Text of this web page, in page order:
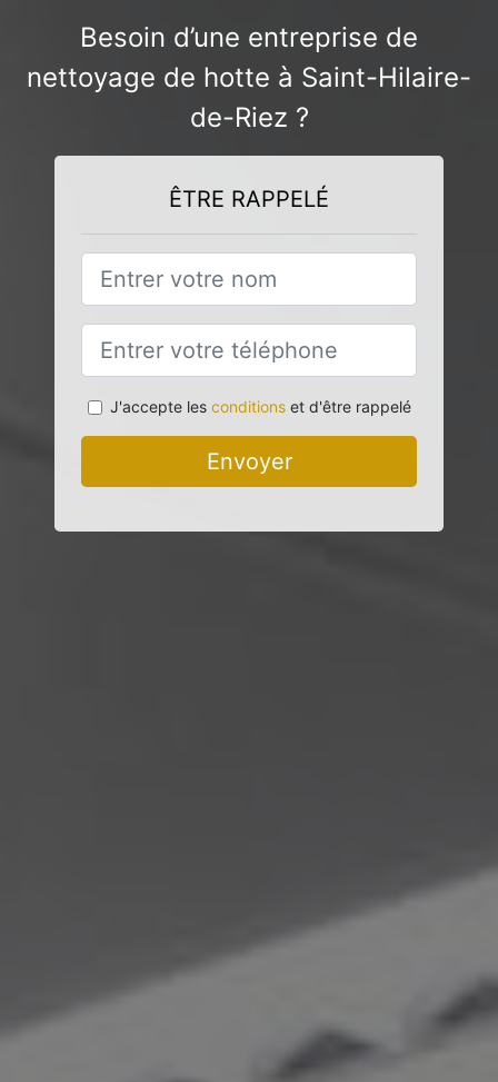
Besoin d’une entreprise de
nettoyage de hotte à Saint-Hilaire-
de-Riez ?
ÊTRE RAPPELÉ
J'accepte les conditionset d'être rappelé
Envoyer